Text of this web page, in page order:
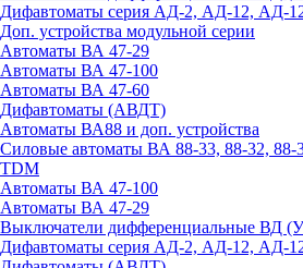
Дифавтоматы серия АД-2, АД-12, АД-
Доп. устройства модульной серии
Автоматы ВА 47-29
Автоматы ВА 47-100
Автоматы ВА 47-60
Дифавтоматы (АВДТ)
Автоматы ВА88 и доп. устройства
Силовые автоматы ВА 88-33, 88-32, 88-
TDM
Автоматы ВА 47-100
Автоматы ВА 47-29
Выключатели дифференциальные ВД
Дифавтоматы серия АД-2, АД-12, АД-